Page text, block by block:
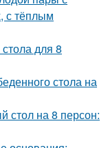
с тёплым
для 8
стола на
стол на 8 персон: